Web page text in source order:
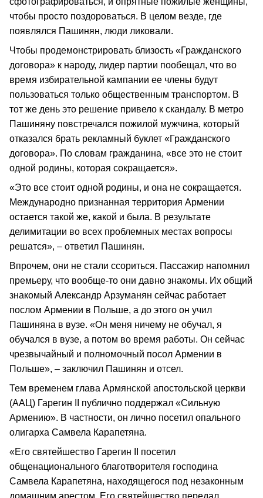
чтобы просто поздороваться. В целом везде, где
появлялся Пашинян, люди ликовали.
Чтобы продемонстрировать близость «Гражданского
договора» к народу, лидер партии пообещал, что во
время избирательной кампании ее члены будут
пользоваться только общественным транспортом. В
тот же день это решение привело к скандалу. В метро
Пашиняну повстречался пожилой мужчина, который
отказался брать рекламный буклет «Гражданского
договора». По словам гражданина, «все это не стоит
одной родины, которая сокращается».
«Это все стоит одной родины, и она не сокращается.
Международно признанная территория Армении
остается такой же, какой и была. В результате
делимитации во всех проблемных местах вопросы
решатся», – ответил Пашинян.
Впрочем, они не стали ссориться. Пассажир напомнил
премьеру, что вообще-то они давно знакомы. Их общий
знакомый Александр Арзуманян сейчас работает
послом Армении в Польше, а до этого он учил
Пашиняна в вузе. «Он меня ничему не обучал, я
обучался в вузе, а потом во время работы. Он сейчас
чрезвычайный и полномочный посол Армении в
Польше», – заключил Пашинян и отсел.
Тем временем глава Армянской апостольской церкви
(ААЦ) Гарегин II публично поддержал «Сильную
Армению». В частности, он лично посетил опального
олигарха Самвела Карапетяна.
«Его святейшество Гарегин II посетил
общенационального благотворителя господина
Самвела Карапетяна, находящегося под незаконным